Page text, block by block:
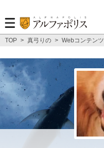
TOP > 真弓りの > Webコンテンツ